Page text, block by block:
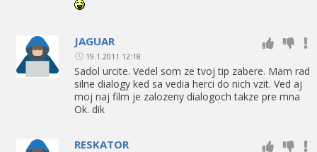
JAGUAR
19.1.2011 12:18
Sadol urcite. Vedel som ze tvoj tip zabere. Mam rad
silne dialogy ked sa vedia herci do nich vzit. Ved aj
moj naj film je zalozeny dialogoch takze pre mna
Ok. dik
RESKATOR